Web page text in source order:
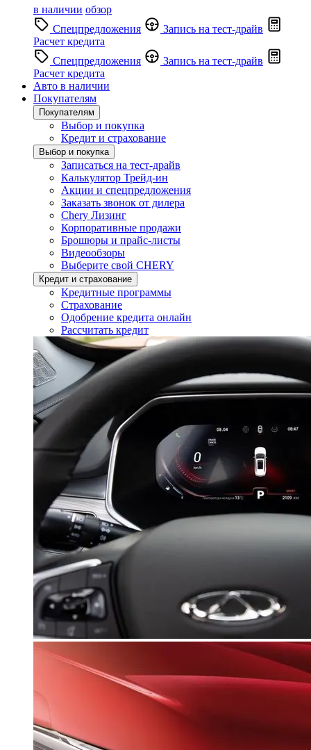
в наличии обзор
Спецпредложения
Запись на тест-драйв
Расчет кредита
Спецпредложения
Запись на тест-драйв
Расчет кредита
Авто в наличии
Покупателям
Покупателям
Выбор и покупка
Кредит и страхование
Выбор и покупка
Записаться на тест-драйв
Калькулятор Трейд-ин
Акции и спецпредложения
Заказать звонок от дилера
Chery Лизинг
Корпоративные продажи
Брошюры и прайс-листы
Видеообзоры
Выберите свой CHERY
Кредит и страхование
Кредитные программы
Страхование
Одобрение кредита онлайн
Рассчитать кредит